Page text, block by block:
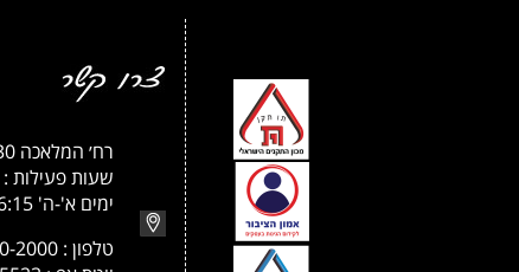
רח׳ המלאכה 30, חולון
שעות פעילות :
ימים א'-ה' 08:00-16:15
טלפון : 073-200-2000